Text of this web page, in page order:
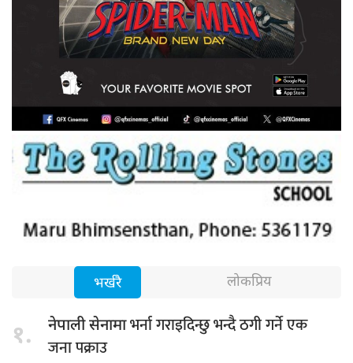
भर्खरै लोकप्रिय
१. नेपाली सेनामाभर्ना गराइदिन्छु भन्दै ठगी गर्ने एक
जना पक्राउ